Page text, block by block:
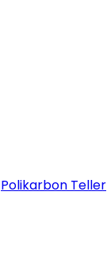
Polikarbon Teller